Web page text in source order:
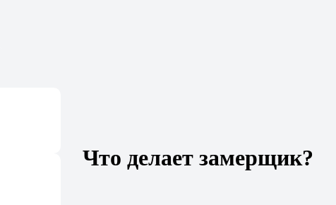
Что делает замерщик?